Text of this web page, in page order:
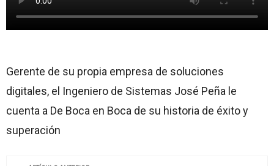
Gerente de su propia empresa de soluciones
digitales, el Ingeniero de Sistemas José Peña le
cuenta a De Boca en Boca de su historia de éxito y
superación